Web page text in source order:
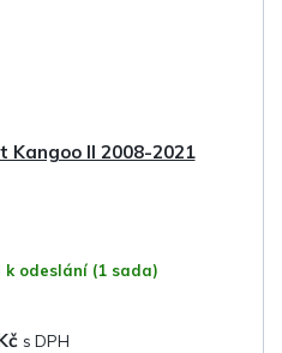
Kangoo II 2008-2021
k odeslání (1 sada)